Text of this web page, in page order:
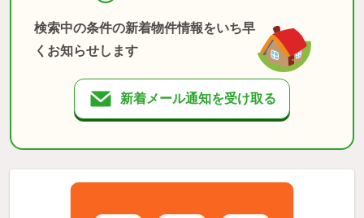
検索中の条件の新着物件情報をいち早
くお知らせします
新着メール通知を受け取る